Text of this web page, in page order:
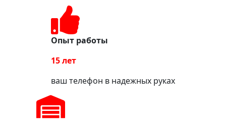
Опыт работы
15 лет
ваш телефон в надежных руках